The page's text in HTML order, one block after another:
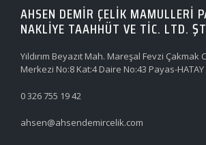
AHSEN DEMİR ÇELİK MAMULLERİ
NAKLİYE TAAHHÜT VE TİC. LTD.
Yıldırım Beyazıt Mah. Mareşal Fevzi Çakmak
Merkezi No:8 Kat:4 Daire No:43 Payas-HATAY
0 326 755 19 42
ahsen@ahsendemircelik.com